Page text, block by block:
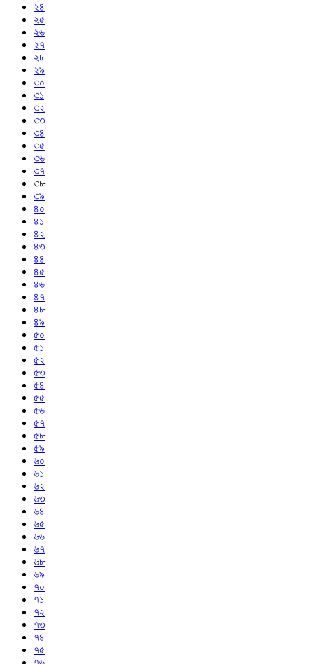
২৪
২৫
২৬
২৭
২৮
২৯
৩০
৩১
৩২
৩৩
৩৪
৩৫
৩৬
৩৭
৩৮
৩৯
৪০
৪১
৪২
৪৩
৪৪
৪৫
৪৬
৪৭
৪৮
৪৯
৫০
৫১
৫২
৫৩
৫৪
৫৫
৫৬
৫৭
৫৮
৫৯
৬০
৬১
৬২
৬৩
৬৪
৬৫
৬৬
৬৭
৬৮
৬৯
৭০
৭১
৭২
৭৩
৭৪
৭৫